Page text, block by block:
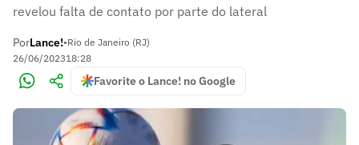
revelou falta de contato por parte do lateral
PorLance!•Rio de Janeiro (RJ)
26/06/202318:28
Favorite o Lance! no Google